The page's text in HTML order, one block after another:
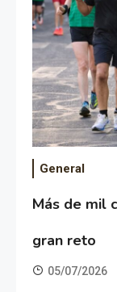
General
Más de mil
gran reto
05/07/2026